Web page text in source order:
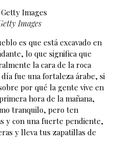
Images
es que está excavado en
lo que significa que
la cara de la roca
fue una fortaleza árabe, si
por qué la gente vive en
hora de la mañana,
tranquilo, pero ten
y con una fuerte pendiente,
y lleva tus zapatillas de